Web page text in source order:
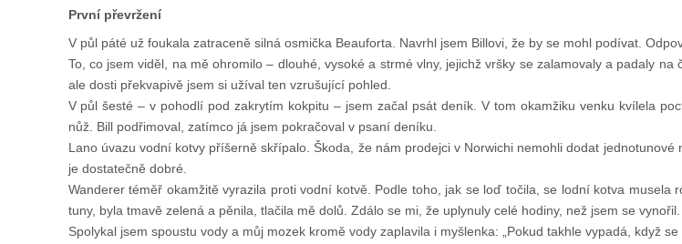
První převržení
V půl páté už foukala zatraceně silná osmička Beauforta. Navrhl jsem Billovi, že by se mohl podívat.
To, co jsem viděl, na mě ohromilo – dlouhé, vysoké a strmé vlny, jejichž vršky se zalamovaly a padaly
ale dosti překvapivě jsem si užíval ten vzrušující pohled.
V půl šesté – v pohodlí pod zakrytím kokpitu – jsem začal psát deník. V tom okamžiku venku kvílela
nůž. Bill podřimoval, zatímco já jsem pokračoval v psaní deníku.
Lano úvazu vodní kotvy příšerně skřípalo. Škoda, že nám prodejci v Norwichi nemohli dodat
je dostatečně dobré.
Wanderer téměř okamžitě vyrazila proti vodní kotvě. Podle toho, jak se loď točila, se lodní kotva
tuny, byla tmavě zelená a pěnila, tlačila mě dolů. Zdálo se mi, že uplynuly celé hodiny, než jsem se vynořil.
Spolykal jsem spoustu vody a můj mozek kromě vody zaplavila i myšlenka: „Pokud takhle vypadá, když